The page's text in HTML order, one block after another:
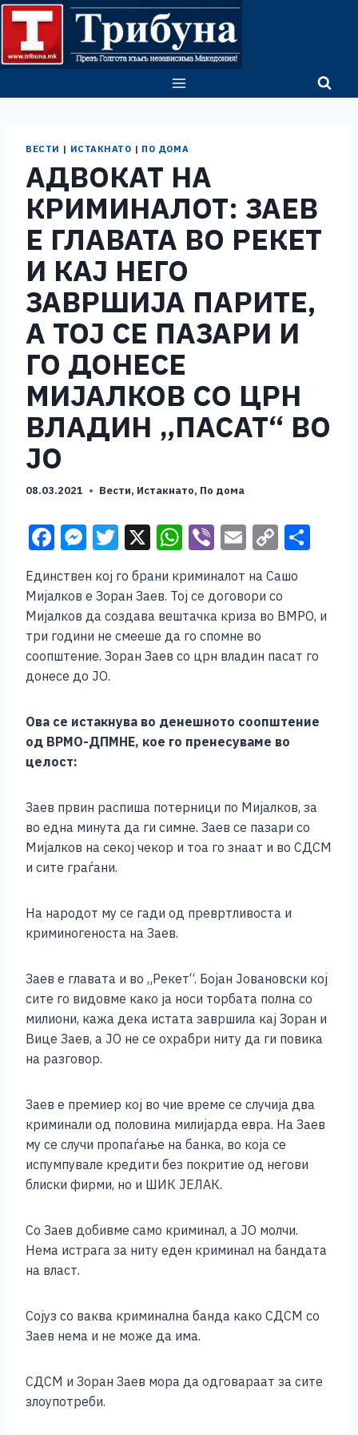
Skip
content
ВЕСТИ | ИСТАКНАТО | ПО ДОМА
АДВОКАТ НА
КРИМИНАЛОТ: ЗАЕВ
Е ГЛАВАТА ВО РЕКЕТ
И КАЈ НЕГО
ЗАВРШИЈА ПАРИТЕ,
А ТОЈ СЕ ПАЗАРИ И
ГО ДОНЕСЕ
МИЈАЛКОВ СО ЦРН
ВЛАДИН „ПАСАТ“ ВО
ЈО
08.03.2021 Вести, Истакнато, По дома
F
c
e
b
o
o
k
M
ss
e
n
g
er
T
wi
tt
er
X W
at
s
A
p
Vi
er
E
m
ai
l
C
p
y
n
e
Единствен кој го брани криминалот на Сашо
Мијалков е Зоран Заев. Тој се договори со
Мијалков да создава вештачка криза во ВМРО, и
три години не смееше да го спомне во
соопштение. Зоран Заев со црн владин пасат го
донесе до ЈО.
Ова се истакнува во денешното соопштение
од ВРМО-ДПМНЕ, кое го пренесуваме во
целост:
Заев првин распиша потерници по Мијалков, за
во една минута да ги симне. Заев се пазари со
Мијалков на секој чекор и тоа го знаат и во СДСМ
и сите граѓани.
На народот му се гади од превртливоста и
криминогеноста на Заев.
Заев е главата и во „Рекет“. Бојан Јовановски кој
сите го видовме како ја носи торбата полна со
милиони, кажа дека истата завршила кај Зоран и
Вице Заев, а ЈО не се охрабри ниту да ги повика
на разговор.
Заев е премиер кој во чие време се случија два
криминали од половина милијарда евра. На Заев
му се случи пропаѓање на банка, во која се
испумпувале кредити без покритие од негови
блиски фирми, но и ШИК ЈЕЛАК.
Со Заев добивме само криминал, а ЈО молчи.
Нема истрага за ниту еден криминал на бандата
на власт.
Сојуз со ваква криминална банда како СДСМ со
Заев нема и не може да има.
СДСМ и Зоран Заев мора да одговараат за сите
злоупотреби.